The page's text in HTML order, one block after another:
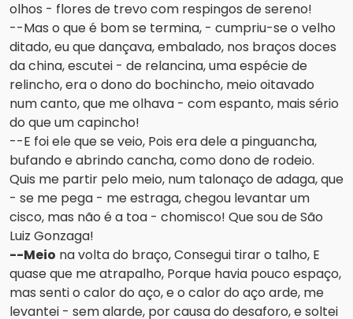
olhos - flores de trevo com respingos de sereno!
--Mas o que é bom se termina, - cumpriu-se o velho
ditado, eu que dançava, embalado, nos braços doces
da china, escutei - de relancina, uma espécie de
relincho, era o dono do bochincho, meio oitavado
num canto, que me olhava - com espanto, mais sério
do que um capincho!
--E foi ele que se veio, Pois era dele a pinguancha,
bufando e abrindo cancha, como dono de rodeio.
Quis me partir pelo meio, num talonaço de adaga, que
- se me pega - me estraga, chegou levantar um
cisco, mas não é a toa - chomisco! Que sou de São
Luiz Gonzaga!
--Meio na volta do braço, Consegui tirar o talho, E
quase que me atrapalho, Porque havia pouco espaço,
mas senti o calor do aço, e o calor do aço arde, me
levantei - sem alarde, por causa do desaforo, e soltei